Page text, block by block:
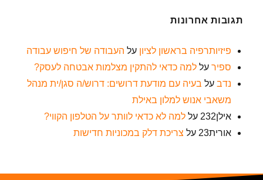
תגובות אחרונות
פיזיותרפיה בראשון לציון על העבודה של חיפוש עבודה
ספיר עללמה כדאי להתקין מצלמות אבטחה לעסק?
נדב על בעיה עם מודעת דרושים: דרוש/ה סגן/ית מנהל
משאבי אנוש למלון באילת
אילן232
עללמה לא כדאי לוותר על הטלפון הקווי?
אורית23
על צריכת דלק במכוניות חדישות